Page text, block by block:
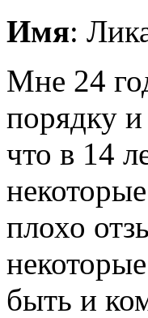
Имя:
Мне 24
порядку и
что в 14
плохо
быть и